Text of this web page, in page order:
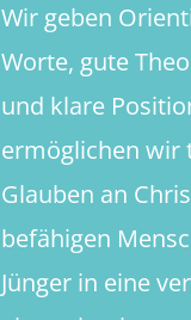
Wir geben
Worte, gute
und klare
ermöglichen wir
Glauben an
befähigen
Jünger in eine